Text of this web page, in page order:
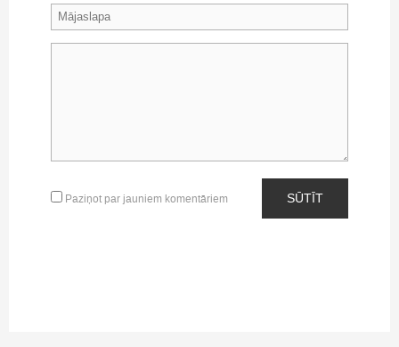
Paziņot par jauniem komentāriem SŪTĪT